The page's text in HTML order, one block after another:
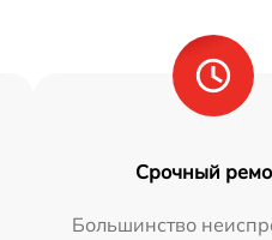
Срочный
Большинство